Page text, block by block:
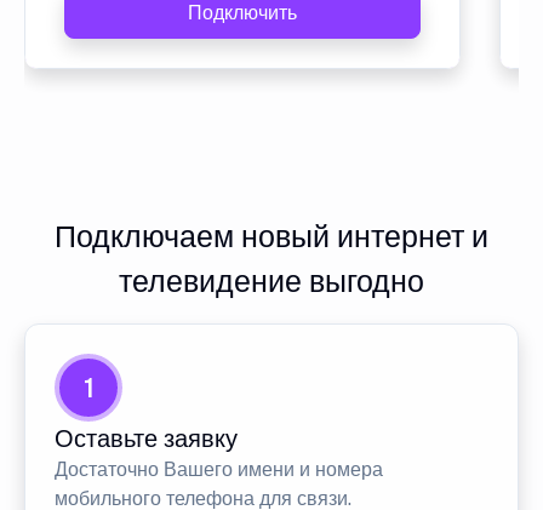
Подключить
Подключаем новый интернет и
телевидение выгодно
1
Оставьте заявку
Достаточно Вашего имени и номера
мобильного телефона для связи.